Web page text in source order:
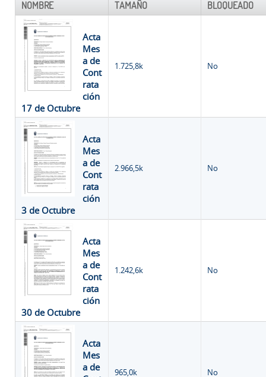
NOMBRE TAMAÑO BLOQUEADO
Acta
Mes
a de
Cont
rata
ción
17 de Octubre
1.725,8k No
Acta
Mes
a de
Cont
rata
ción
3 de Octubre
2.966,5k No
Acta
Mes
a de
Cont
rata
ción
30 de Octubre
1.242,6k No
Acta
Mes
a de
965,0k No